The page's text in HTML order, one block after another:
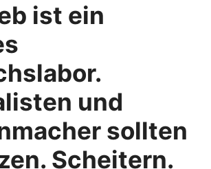
ist ein
und
sollten
Scheitern.